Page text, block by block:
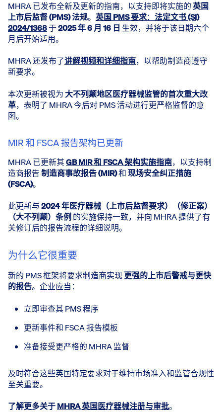
MHRA 已发布全新及更新的指南，以支持即将实施的 英国
上市后监督 (PMS) 法规。 英国 PMS 要求： 法定文书 (SI)
2024/1368于2025 年 6 月 16 日 生效，并将于该日期六个
月后开始适用。
MHRA 还发布了讲解视频和详细指南，以帮助制造商遵守
新要求。
本次更新被视为 大不列颠地区医疗器械监管的首次重大改
革，表明了 MHRA 今后对 PMS 活动进行更严格监督的意
图。
MIR 和 FSCA 报告架构已更新
MHRA 已更新其GB MIR 和 FSCA 架构实施指南，以支持制
造商报告制造商事故报告 (MIR)和现场安全纠正措施
(FSCA)。
此更新与2024 年医疗器械（上市后监督要求）（修正案）
（大不列颠）条例 的实施保持一致，并向 MHRA 提供了有
关修订后的报告流程的详细说明。
为什么它很重要
新的 PMS 框架将要求制造商实现更强的上市后警戒与更快
的报告。企业应当：
立即审查其 PMS 程序
更新事件和 FSCA 报告模板
准备接受更严格的 MHRA 监督
及时符合这些英国特定要求对于维持市场准入和监管合规性
至关重要。
了解更多关于MHRA 英国医疗器械注册与审批。